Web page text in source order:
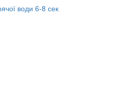
води 6-8 сек